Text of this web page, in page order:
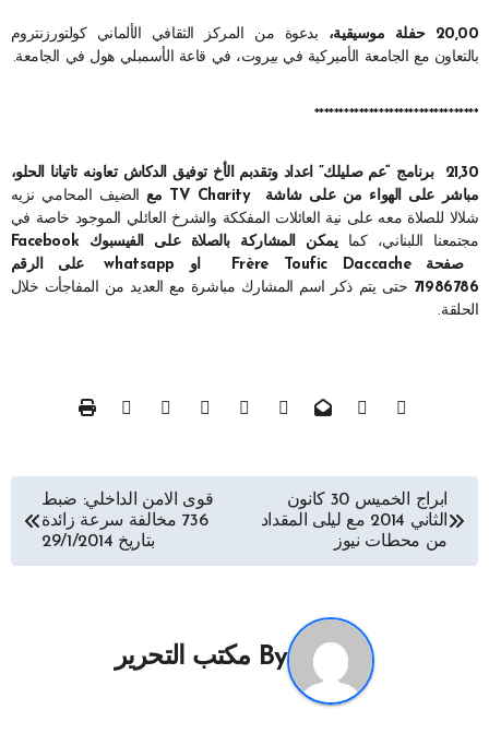
20,00 حفلة موسيقية،
بدعوة من المركز الثقافي الألماني كولتورزنتروم
بالتعاون مع الجامعة الأميركية في بيروت، في قاعة الأسمبلي هول في الجامعة.
*********************************
21,30 برنامج “عم صليلك” اعداد وتقدبم الأخ توفيق الدكاش تعاونه تاتيانا الحلو،
مباشر على الهواء من على شاشة TV Charity مع
الضيف المحامي نزيه
شلالا للصلاة معه على نية العائلات المفككة والشرخ العائلي الموجود خاصة في
مجتمعنا اللبناني، كمايمكن المشاركة بالصلاة على الفيسبوك
Facebook
صفحة Frère Toufic Daccache او whatsapp
على الرقم
71986786 حتى يتم ذكر اسم المشارك مباشرة مع العديد من المفاجأت خلال
الحلقة.
تصفّح
المقالات
ابراج الخميس 30 كانون
الثاني 2014 مع ليلى المقداد
من محطات نيوز
قوى الامن الداخلي: ضبط
736 مخالفة سرعة زائدة
بتاريخ 29/1/2014
By مكتب التحرير